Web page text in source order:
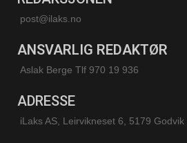
post@ilaks.no
ANSVARLIG REDAKTØR
Aslak Berge Tlf 970 19 936
ADRESSE
iLaks AS, Leirvikneset 6, 5179 Godvik